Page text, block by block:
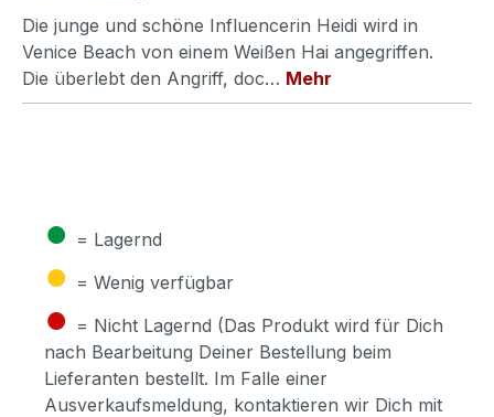
Die junge und schöne Influencerin Heidi wird in
Venice Beach von einem Weißen Hai angegriffen.
Die überlebt den Angriff, doc… Mehr
● = Lagernd
● = Wenig verfügbar
● = Nicht Lagernd (Das Produkt wird für Dich
nach Bearbeitung Deiner Bestellung beim
Lieferanten bestellt. Im Falle einer
Ausverkaufsmeldung, kontaktieren wir Dich mit